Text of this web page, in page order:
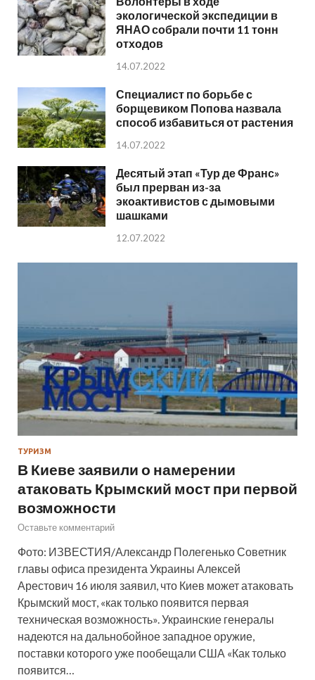
экологической экспедиции в
ЯНАО собрали почти 11 тонн
отходов
14.07.2022
Специалист по борьбе с
борщевиком Попова назвала
способ избавиться от растения
14.07.2022
Десятый этап «Тур де Франс»
был прерван из-за
экоактивистов с дымовыми
шашками
12.07.2022
ТУРИЗМ
В Киеве заявили о намерении
атаковать Крымский мост при первой
возможности
Оставьте комментарий
Фото: ИЗВЕСТИЯ/Александр Полегенько Советник
главы офиса президента Украины Алексей
Арестович 16 июля заявил, что Киев может атаковать
Крымский мост, «как только появится первая
техническая возможность». Украинские генералы
надеются на дальнобойное западное оружие,
поставки которого уже пообещали США «Как только
появится…